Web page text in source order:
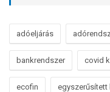
adóeljárás
bankrendszer covid
ecofin egyszerűsített